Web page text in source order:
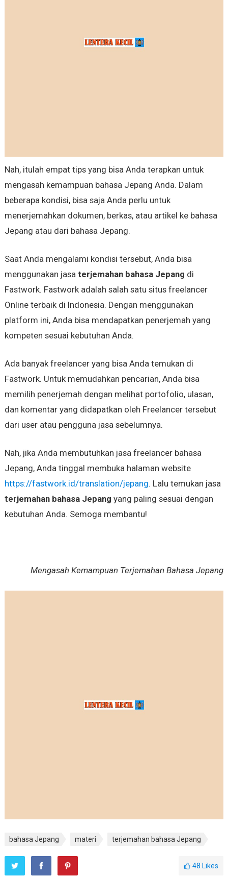
Nah, itulah empat tips yang bisa Anda terapkan untuk
mengasah kemampuan bahasa Jepang Anda. Dalam
beberapa kondisi, bisa saja Anda perlu untuk
menerjemahkan dokumen, berkas, atau artikel ke bahasa
Jepang atau dari bahasa Jepang.
Saat Anda mengalami kondisi tersebut, Anda bisa
menggunakan jasa terjemahan bahasa Jepang di
Fastwork. Fastwork adalah salah satu situs freelancer
Online terbaik di Indonesia. Dengan menggunakan
platform ini, Anda bisa mendapatkan penerjemah yang
kompeten sesuai kebutuhan Anda.
Ada banyak freelancer yang bisa Anda temukan di
Fastwork. Untuk memudahkan pencarian, Anda bisa
memilih penerjemah dengan melihat portofolio, ulasan,
dan komentar yang didapatkan oleh Freelancer tersebut
dari user atau pengguna jasa sebelumnya.
Nah, jika Anda membutuhkan jasa freelancer bahasa
Jepang, Anda tinggal membuka halaman website
https://fastwork.id/translation/jepang. Lalu temukan jasa
terjemahan bahasa Jepang yang paling sesuai dengan
kebutuhan Anda. Semoga membantu!
Mengasah Kemampuan Terjemahan Bahasa Jepang
bahasa Jepang materi terjemahan bahasa Jepang
48 Likes